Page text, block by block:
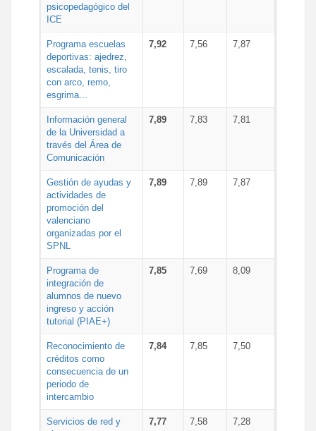
psicopedagógico del
ICE
Programa escuelas
deportivas: ajedrez,
escalada, tenis, tiro
con arco, remo,
esgrima...
7,92 7,56 7,87
Información general
de la Universidad a
través del Área de
Comunicación
7,89 7,83 7,81
Gestión de ayudas y
actividades de
promoción del
valenciano
organizadas por el
SPNL
7,89 7,89 7,87
Programa de
integración de
alumnos de nuevo
ingreso y acción
tutorial (PIAE+)
7,85 7,69 8,09
Reconocimiento de
créditos como
consecuencia de un
periodo de
intercambio
7,84 7,85 7,50
Servicios de red y
7,77 7,58 7,28